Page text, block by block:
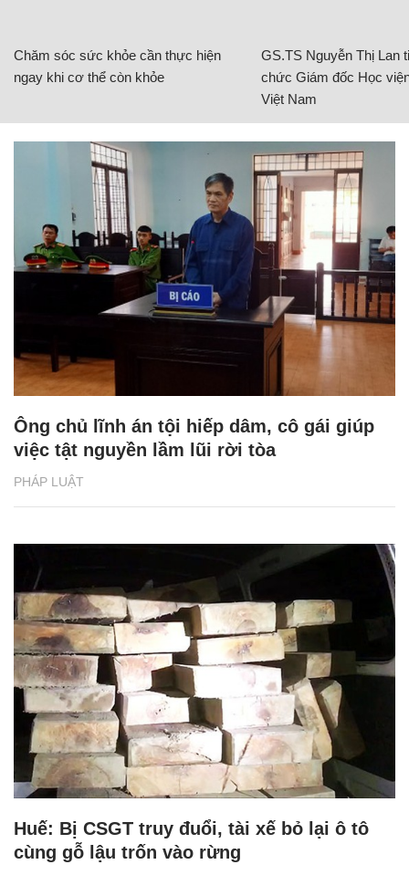
Chăm sóc sức khỏe cần thực hiện
ngay khi cơ thể còn khỏe
GS.TS Nguyễn Thị Lan
chức Giám đốc Học
Việt Nam
PHÁP LUẬT
Ông chủ lĩnh án tội hiếp dâm, cô gái giúp
việc tật nguyền lầm lũi rời tòa
Huế: Bị CSGT truy đuổi, tài xế bỏ lại ô tô
cùng gỗ lậu trốn vào rừng